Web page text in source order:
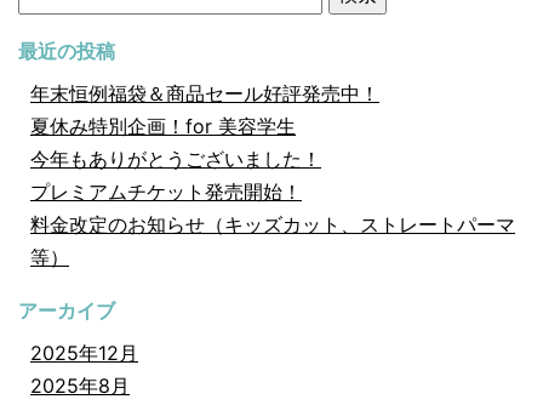
索:
最近の投稿
年末恒例福袋＆商品セール好評発売中！
夏休み特別企画！for 美容学生
今年もありがとうございました！
プレミアムチケット発売開始！
料金改定のお知らせ（キッズカット、ストレートパーマ
等）
アーカイブ
2025年12月
2025年8月